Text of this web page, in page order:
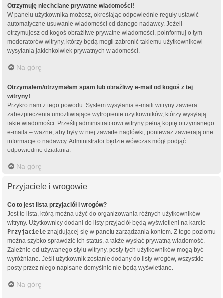
Otrzymuję niechciane prywatne wiadomości!
W panelu użytkownika możesz, określając odpowiednie reguły ustawić
automatyczne usuwanie wiadomości od danego nadawcy. Jeżeli
otrzymujesz od kogoś obraźliwe prywatne wiadomości, poinformuj o tym
moderatorów witryny, którzy będą mogli zabronić takiemu użytkownikowi
wysyłania jakichkolwiek prywatnych wiadomości.
Na górę
Otrzymałem/otrzymałam spam lub obraźliwy e-mail od kogoś z tej
witryny!
Przykro nam z tego powodu. System wysyłania e-maili witryny zawiera
zabezpieczenia umożliwiające wytropienie użytkowników, którzy wysyłają
takie wiadomości. Prześlij administratorowi witryny pełną kopię otrzymanego
e-maila – ważne, aby były w niej zawarte nagłówki, ponieważ zawierają one
informacje o nadawcy. Administrator będzie wówczas mógł podjąć
odpowiednie działania.
Na górę
Przyjaciele i wrogowie
Co to jest lista przyjaciół i wrogów?
Jest to lista, którą można użyć do organizowania różnych użytkowników
witryny. Użytkownicy dodani do listy przyjaciół będą wyświetleni na karcie
Przyjaciele znajdującej się w panelu zarządzania kontem. Z tego poziomu
można szybko sprawdzić ich status, a także wysłać prywatną wiadomość.
Zależnie od używanego stylu witryny, posty tych użytkowników mogą być
wyróżniane. Jeśli użytkownik zostanie dodany do listy wrogów, wszystkie
posty przez niego napisane domyślnie nie będą wyświetlane.
Na górę